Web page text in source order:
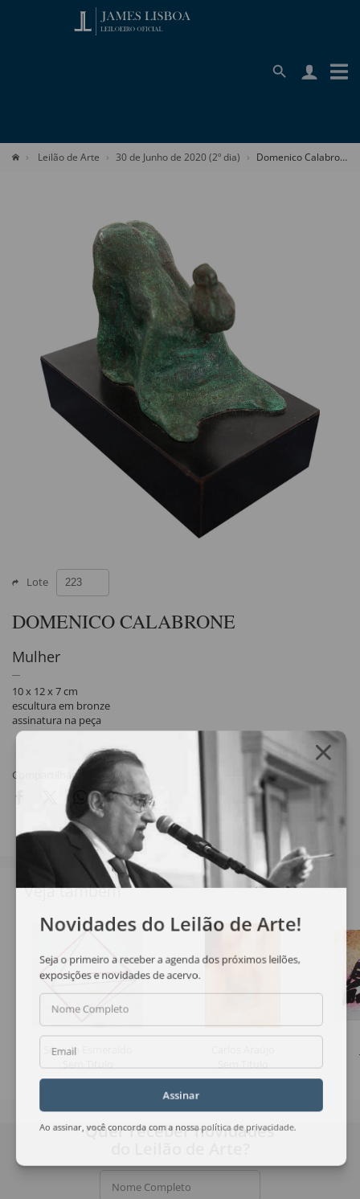
Leilão de Arte 30 de Junho de 2020 (2º dia) Domenico Calabrone
Lote
DOMENICO CALABRONE
Mulher
10 x 12 x 7 cm
escultura em bronze
assinatura na peça
Compartilhar
Veja também
Sérvulo Esmeraldo
Sem Título
Sem Título
Novidades do Leilão de Arte!
Seja o primeiro a receber a agenda dos próximos leilões,
exposições e novidades de acervo.
Nome Completo
Email
Assinar
Ao assinar, você concorda com a nossa política de privacidade
Quer receber novidades
Nome Completo